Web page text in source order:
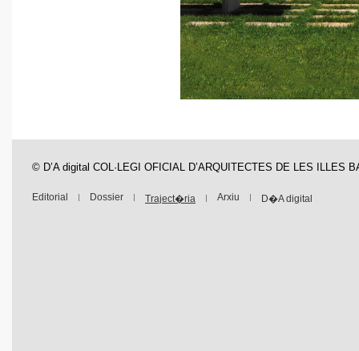
© D’A digital COL·LEGI OFICIAL D’ARQUITECTES DE LES ILLES
Editorial Dossier Traject�ria Arxiu D�A digital